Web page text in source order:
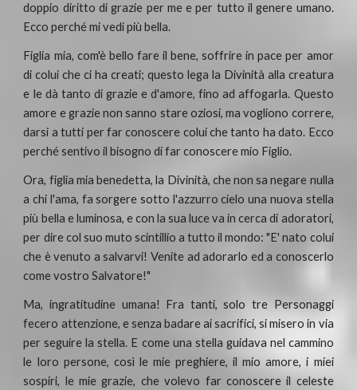
doppio diritto di grazie per me e per tutto il genere umano.
Ecco perché mi vedi più bella.
Figlia mia, com'è bello fare il bene, soffrire in pace per amor
di colui che ci ha creati; questo lega la Divinità alla creatura
e le dà tanto di grazie e d'amore, fino ad affogarla. Questo
amore e grazie non sanno stare oziosi, ma vogliono correre,
darsi a tutti per far conoscere colui che tanto ha dato. Ecco
perché sentivo il bisogno di far conoscere mio Figlio.
Ora, figlia mia benedetta, la Divinità, che non sa negare nulla
a chi l'ama, fa sorgere sotto l'azzurro cielo una nuova stella
più bella e luminosa, e con la sua luce va in cerca di adoratori,
per dire col suo muto scintillio a tutto il mondo: "E' nato colui
che è venuto a salvarvi! Venite ad adorarlo ed a conoscerlo
come vostro Salvatore!"
Ma, ingratitudine umana! Fra tanti, solo tre Personaggi
fecero attenzione, e senza badare ai sacrifici, si misero in via
per seguire la stella. E come una stella guidava nel cammino
le loro persone, così le mie preghiere, il mio amore, i miei
sospiri, le mie grazie, che volevo far conoscere il celeste